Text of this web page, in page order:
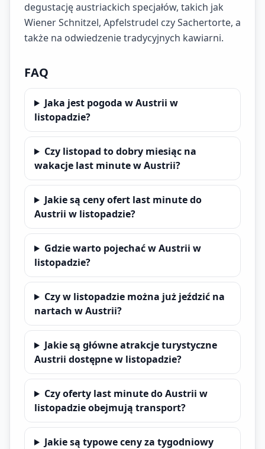
degustację austriackich specjałów, takich jak
Wiener Schnitzel, Apfelstrudel czy Sachertorte, a
także na odwiedzenie tradycyjnych kawiarni.
FAQ
Jaka jest pogoda w Austrii w
listopadzie?
Czy listopad to dobry miesiąc na
wakacje last minute w Austrii?
Jakie są ceny ofert last minute do
Austrii w listopadzie?
Gdzie warto pojechać w Austrii w
listopadzie?
Czy w listopadzie można już jeździć na
nartach w Austrii?
Jakie są główne atrakcje turystyczne
Austrii dostępne w listopadzie?
Czy oferty last minute do Austrii w
listopadzie obejmują transport?
Jakie są typowe ceny za tygodniowy